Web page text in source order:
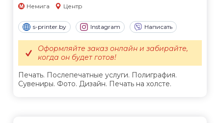
Немига Центр
s-printer.by Instagram Написать
Печать. Послепечатные услуги. Полиграфия.
Сувениры. Фото. Дизайн. Печать на холсте.
Оформляйте заказ онлайн и забирайте,
когда он будет готов!